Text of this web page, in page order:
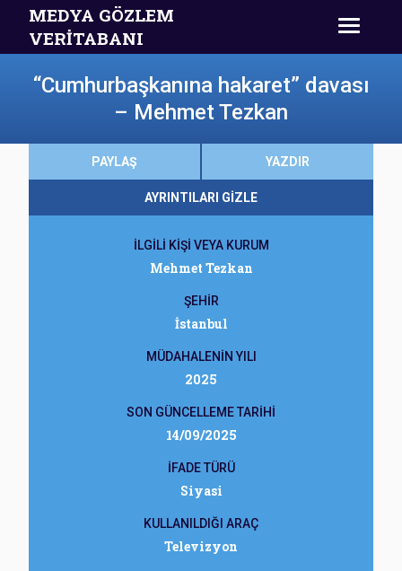
MEDYA GÖZLEM
VERİTABANI
“Cumhurbaşkanına hakaret” davası
– Mehmet Tezkan
PAYLAŞ YAZDIR
AYRINTILARI GİZLE
İLGİLİ KİŞİ VEYA KURUM
Mehmet Tezkan
ŞEHİR
İstanbul
MÜDAHALENİN YILI
2025
SON GÜNCELLEME TARİHİ
14/09/2025
İFADE TÜRÜ
Siyasi
KULLANILDIĞI ARAÇ
Televizyon